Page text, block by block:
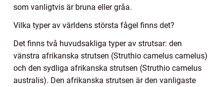
som vanligtvis är bruna eller gråa.
Vilka typer av världens största fågel finns det?
Det finns två huvudsakliga typer av strutsar: den
vänstra afrikanska strutsen (Struthio camelus camelus)
och den sydliga afrikanska strutsen (Struthio camelus
australis). Den afrikanska strutsen är den vanligaste